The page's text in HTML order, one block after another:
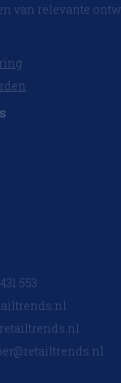
van relevante
553